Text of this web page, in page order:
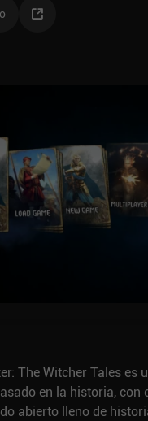
The Witcher Tales es
en la historia, con
abierto lleno de